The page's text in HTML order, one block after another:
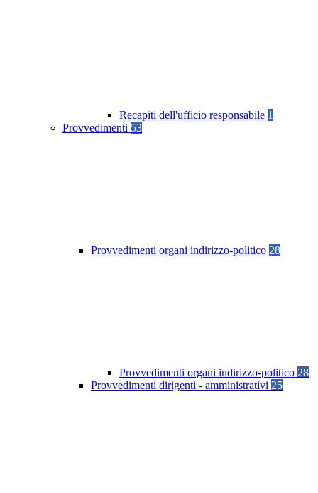
Recapiti dell'ufficio responsabile 1
Provvedimenti 53
Provvedimenti organi indirizzo-politico 28
Provvedimenti organi indirizzo-politico 28
Provvedimenti dirigenti - amministrativi 25